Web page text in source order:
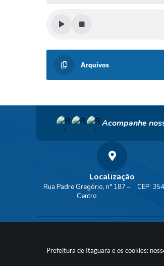
Prefeitura de Itaguara e os cookies:
Arquivos
Acompanhe
Localização
Rua Padre Gregório, n° 187 –
Centro
CEP: